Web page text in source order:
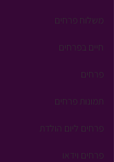
משלוח פרחים
חיים בפרחים
פרחים
תמונות פרחים
פרחים ליום הולדת
פרחים וידאו